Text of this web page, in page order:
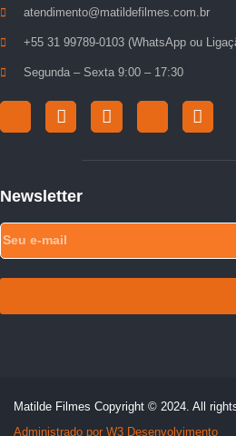
atendimento@matildefilmes.com.br
+55 31 99789-0103 (WhatsApp ou
Segunda – Sexta 9:00 – 17:30
Newsletter
Matilde Filmes Copyright © 2024. All
Administrado por W3 Desenvolvimento